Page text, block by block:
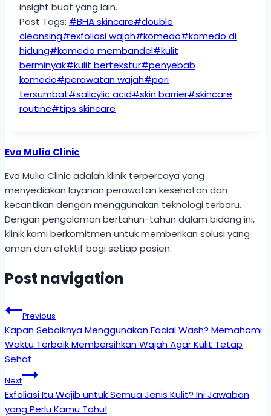
insight buat yang lain.
Post Tags: #BHA skincare#double
cleansing#exfoliasi wajah#komedo#komedo di
hidung#komedo membandel#kulit
berminyak#kulit bertekstur#penyebab
komedo#perawatan wajah#pori
tersumbat#salicylic acid#skin barrier#skincare
routine#tips skincare
Eva Mulia Clinic
Eva Mulia Clinic adalah klinik terpercaya yang
menyediakan layanan perawatan kesehatan dan
kecantikan dengan menggunakan teknologi terbaru.
Dengan pengalaman bertahun-tahun dalam bidang ini,
klinik kami berkomitmen untuk memberikan solusi yang
aman dan efektif bagi setiap pasien.
Post navigation
Previous
Kapan Sebaiknya Menggunakan Facial Wash? Memahami
Waktu Terbaik Membersihkan Wajah Agar Kulit Tetap
Sehat
Next
Exfoliasi Itu Wajib untuk Semua Jenis Kulit? Ini Jawaban
yang Perlu Kamu Tahu!